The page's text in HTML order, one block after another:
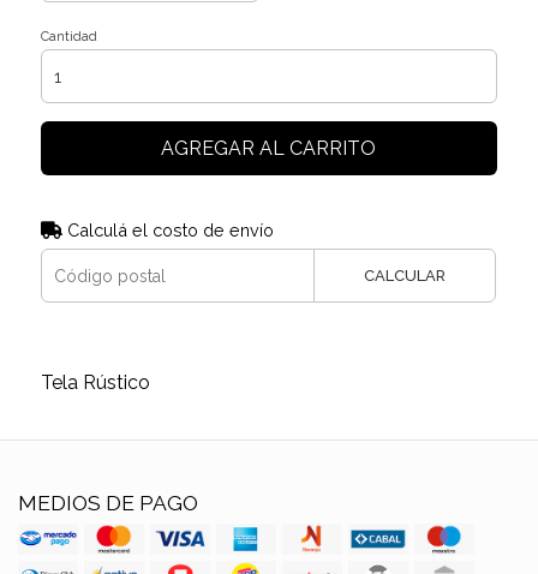
Cantidad
AGREGAR AL CARRITO
Calculá el costo de envío
CALCULAR
Tela Rústico
MEDIOS DE PAGO